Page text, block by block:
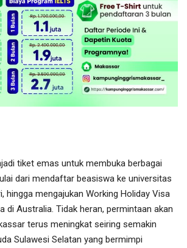
tiket emas untuk membuka berbagai
dari mendaftar beasiswa ke universitas
hingga mengajukan Working Holiday Visa
di Australia. Tidak heran, permintaan akan
terus meningkat seiring semakin
Sulawesi Selatan yang bermimpi